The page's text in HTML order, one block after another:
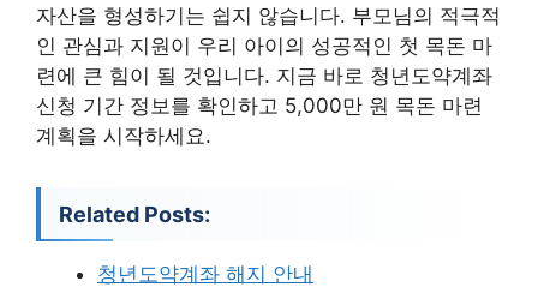
자산을 형성하기는 쉽지 않습니다. 부모님의 적극적
인 관심과 지원이 우리 아이의 성공적인 첫 목돈 마
련에 큰 힘이 될 것입니다. 지금 바로 청년도약계좌
신청 기간 정보를 확인하고 5,000만 원 목돈 마련
계획을 시작하세요.
Related Posts:
청년도약계좌 해지 안내